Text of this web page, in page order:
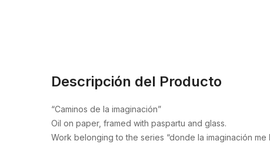
Descripción del Producto
“Caminos de la imaginación”
Oil on paper, framed with paspartu and glass.
Work belonging to the series “donde la imaginación me